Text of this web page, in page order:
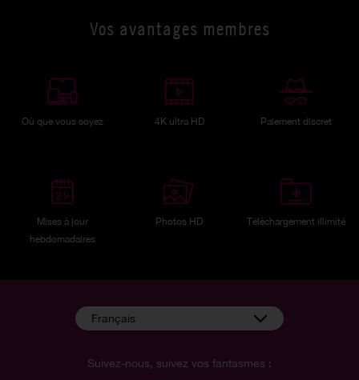
Vos avantages membres
Où que vous soyez 4K ultra HD Paiement discret
Mises à jour
hebdomadaires
Photos HD Téléchargement illimité
Suivez-nous, suivez vos fantasmes :
Français